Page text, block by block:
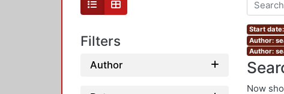
Filters
Author
Start
Author:
Author:
Now